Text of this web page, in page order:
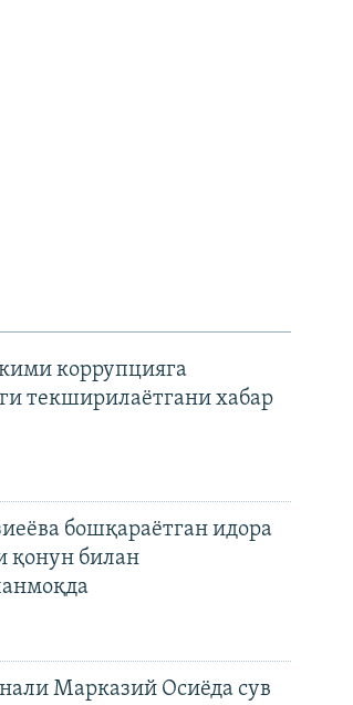
коррупцияга
текширилаётгани хабар
бошқараётган идора
қонун билан
Марказий Осиёда сув